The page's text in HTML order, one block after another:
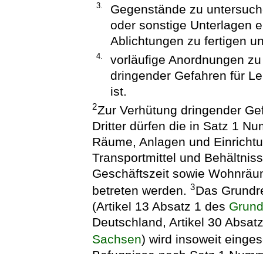
3.
Gegenstände zu
oder sonstige Unterlagen
Ablichtungen zu fertigen
4.
vorläufige Anordnungen
dringender Gefahren für
ist.
2Zur Verhütung dringender
Dritter dürfen die in Satz 1
Räume, Anlagen und
Transportmittel und
Geschäftszeit sowie
betreten werden.3Das
(Artikel 13 Absatz 1 des
Deutschland, Artikel 30
Sachsen) wird insoweit